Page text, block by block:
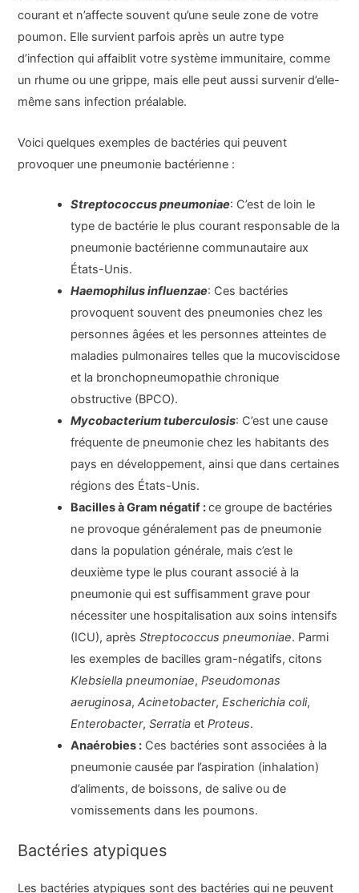
courant et n’affecte souvent qu’une seule zone de votre
poumon. Elle survient parfois après un autre type
d’infection qui affaiblit votre système immunitaire, comme
un rhume ou une grippe, mais elle peut aussi survenir d’elle-
même sans infection préalable.
Voici quelques exemples de bactéries qui peuvent
provoquer une pneumonie bactérienne :
Streptococcus pneumoniae: C’est de loin le
type de bactérie le plus courant responsable de la
pneumonie bactérienne communautaire aux
États-Unis.
Haemophilus influenzae: Ces bactéries
provoquent souvent des pneumonies chez les
personnes âgées et les personnes atteintes de
maladies pulmonaires telles que la mucoviscidose
et la bronchopneumopathie chronique
obstructive (BPCO).
Mycobacterium tuberculosis: C’est une cause
fréquente de pneumonie chez les habitants des
pays en développement, ainsi que dans certaines
régions des États-Unis.
Bacilles à Gram négatif :ce groupe de bactéries
ne provoque généralement pas de pneumonie
dans la population générale, mais c’est le
deuxième type le plus courant associé à la
pneumonie qui est suffisamment grave pour
nécessiter une hospitalisation aux soins intensifs
(ICU), aprèsStreptococcus pneumoniae. Parmi
les exemples de bacilles gram-négatifs, citons
Klebsiella pneumoniae,Pseudomonas
aeruginosa,Acinetobacter,Escherichia coli,
Enterobacter,Serratia etProteus.
Anaérobies : Ces bactéries sont associées à la
pneumonie causée par l’aspiration (inhalation)
d’aliments, de boissons, de salive ou de
vomissements dans les poumons.
Bactéries atypiques
Les bactéries atypiques sont des bactéries qui ne peuvent